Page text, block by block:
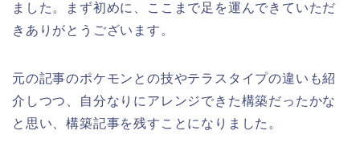
ました。まず初めに、ここまで足を運んできていただ
きありがとうございます。
元の記事のポケモンとの技やテラスタイプの違いも紹
介しつつ、自分なりにアレンジできた構築だったかな
と思い、構築記事を残すことになりました。